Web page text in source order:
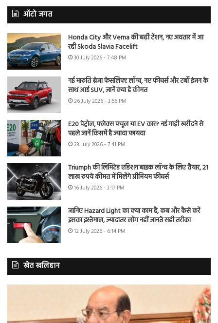
ऑटो जगत
Honda City और Verna की बढ़ी टेंशन, नए अवतार में आ
रही Skoda Slavia Facelift
30 July 2026 - 7:48 PM
नई मारुति ब्रेजा फेसलिफ्ट लॉन्च, नए फीचर्स और टर्बो इंजन के
साथ आई SUV, जानें क्या है कीमत
26 July 2026 - 3:56 PM
E20 पेट्रोल, फ्लेक्स फ्यूल या EV कार? नई गाड़ी खरीदने से
पहले जानें किसमें है ज्यादा फायदा
23 July 2026 - 7:41 PM
Triumph की लिमिटेड एडिशन बाइक लॉन्च के लिए तैयार, 21
लाख रुपये कीमत में मिलेंगे प्रीमियम फीचर्स
16 July 2026 - 3:17 PM
जानिए Hazard Light का क्या काम है, कब और कैसे करें
इसका इस्तेमाल, ज्यादातर लोग नहीं जानते सही तरीका
12 July 2026 - 6:14 PM
खेत खलिहान